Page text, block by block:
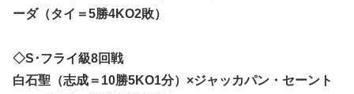
ーダ（タイ＝5勝4KO2敗）
◇S･フライ級8回戦
白石聖（志成＝10勝5KO1分）×ジャッカパン・セーント